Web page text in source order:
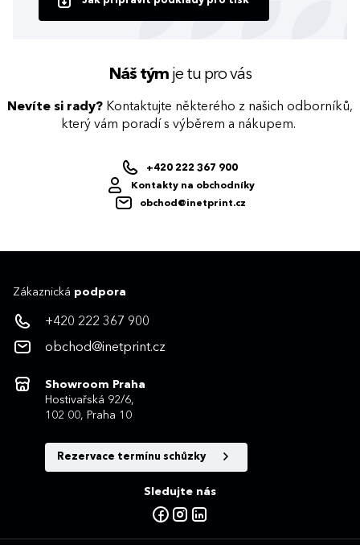
Náš týmje tu pro vás
Nevíte si rady? Kontaktujte některého z našich odborníků,
který vám poradí s výběrem a nákupem.
+420 222 367 900
Kontakty na obchodníky
obchod@inetprint.cz
Zákaznická podpora
+420 222 367 900
obchod@inetprint.cz
Showroom Praha
Hostivařská 92/6,
102 00, Praha 10
Rezervace termínu schůzky
Sledujte nás